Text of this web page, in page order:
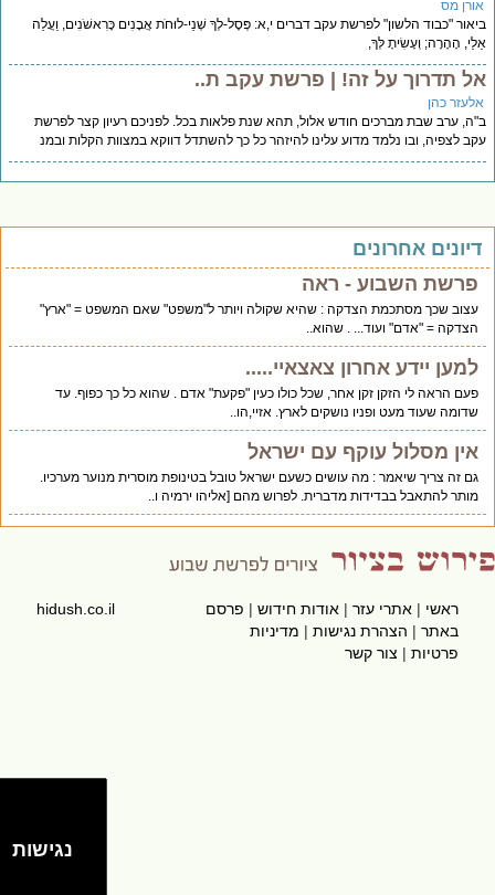
מס
"כבוד הלשון" לפרשת עקב דברים י,א: פְּסָל-לְךָ שְׁנֵי-לוּחֹת אֲבָנִים כָּרִאשֹׁנִים, וַעֲלֵה
הָהָרָה; וְעָשִׂיתָ לְּךָ,
תדרוך על זה! | פרשת עקב ת..
כהן
ערב שבת מברכים חודש אלול, תהא שנת פלאות בכל. לפניכם רעיון קצר לפרשת
לצפיה, ובו נלמד מדוע עלינו להיזהר כל כך להשתדל דווקא במצוות הקלות ובמנ
אחרונים
פרשת השבוע - ראה
עצוב שכך מסתכמת הצדקה : שהיא שקולה ויותר ל"משפט" שאם המשפט = "ארץ"
הצדקה = "אדם" ועוד... . שהוא..
למען יידע אחרון צאצאיי.....
פעם הראה לי הזקן זקן אחר, שכל כולו כעין "פקעת" אדם . שהוא כל כך כפוף. עד
שדומה שעוד מעט ופניו נושקים לארץ. אזיי,הו..
אין מסלול עוקף עם ישראל
גם זה צריך שיאמר : מה עושים כשעם ישראל טובל בטינופת מוסרית מנוער מערכיו.
מותר להתאבל בבדידות מדברית. לפרוש מהם [אליהו ירמיה ו..
ראשי|אתרי עזר|אודות חידוש|פרסם
באתר|הצהרת נגישות|מדיניות
פרטיות|צור קשר
hidush.co.il
נגישות